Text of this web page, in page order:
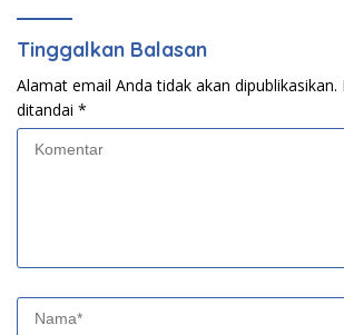
Tinggalkan Balasan
Alamat email Anda tidak akan dipublikasikan.
ditandai *